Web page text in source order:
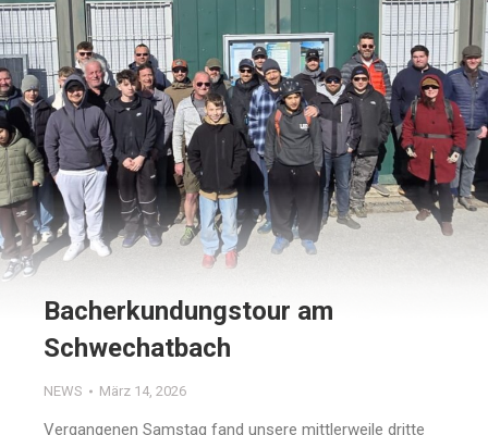
Bacherkundungstour am
Schwechatbach
NEWS März 14, 2026
Vergangenen Samstag fand unsere mittlerweile dritte